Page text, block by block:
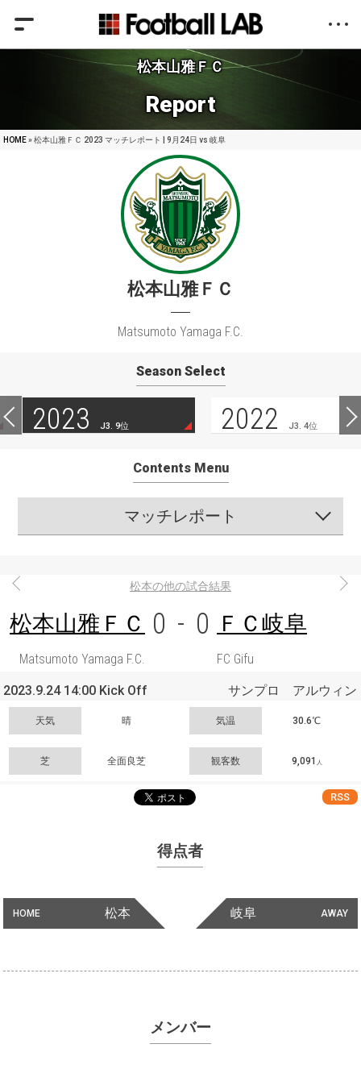
松本山雅ＦＣ
Report
HOME» 松本山雅ＦＣ 2023 マッチレポート | 9月24日 vs 岐阜
松本山雅ＦＣ
Matsumoto Yamaga F.C.
Season Select
2023 J3. 9位 2022 J3. 4位
Contents Menu
マッチレポート
松本の他の試合結果
松本山雅ＦＣ 0 - 0 ＦＣ岐阜
Matsumoto Yamaga F.C. FC Gifu
2023.9.24 14:00 Kick Off サンプロ アルウィン
天気 晴 気温 30.6℃
芝 全面良芝 観客数 9,091 人
RSS
得点者
HOME 松本 AWAY
岐阜
メンバー